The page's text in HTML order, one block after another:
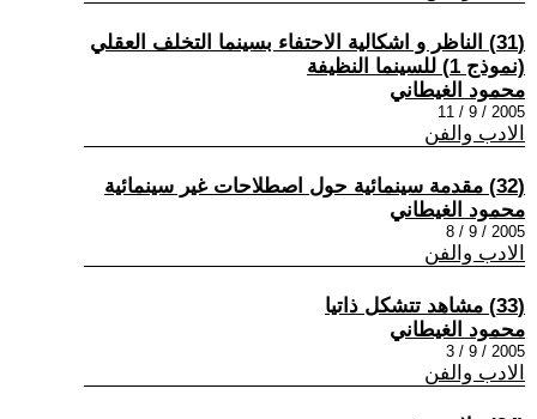
(31) الناظر و اشكالية الاحتفاء بسينما التخلف العقلي
(نموذج 1) للسينما النظيفة
محمود الغيطاني
2005 / 9 / 11
الادب والفن
(32) مقدمة سينمائية حول اصطلاحات غير سينمائية
محمود الغيطاني
2005 / 9 / 8
الادب والفن
(33) مشاهد تتشكل ذاتيا
محمود الغيطاني
2005 / 9 / 3
الادب والفن